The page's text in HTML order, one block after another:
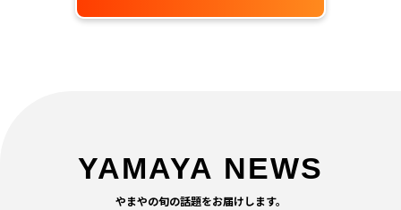
YAMAYA NEWS
やまやの旬の話題をお届けします。